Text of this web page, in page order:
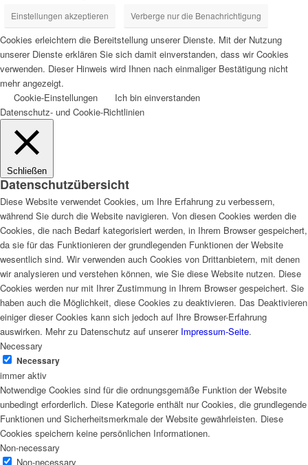
Einstellungen akzeptieren Verberge nur die Benachrichtigung
Cookies erleichtern die Bereitstellung unserer Dienste. Mit der Nutzung
unserer Dienste erklären Sie sich damit einverstanden, dass wir Cookies
verwenden. Dieser Hinweis wird Ihnen nach einmaliger Bestätigung nicht
mehr angezeigt.
Cookie-Einstellungen
Ich bin einverstanden
Datenschutz- und Cookie-Richtlinien
Schließen
Datenschutzübersicht
Diese Website verwendet Cookies, um Ihre Erfahrung zu verbessern,
während Sie durch die Website navigieren. Von diesen Cookies werden die
Cookies, die nach Bedarf kategorisiert werden, in Ihrem Browser gespeichert,
da sie für das Funktionieren der grundlegenden Funktionen der Website
wesentlich sind. Wir verwenden auch Cookies von Drittanbietern, mit denen
wir analysieren und verstehen können, wie Sie diese Website nutzen. Diese
Cookies werden nur mit Ihrer Zustimmung in Ihrem Browser gespeichert. Sie
haben auch die Möglichkeit, diese Cookies zu deaktivieren. Das Deaktivieren
einiger dieser Cookies kann sich jedoch auf Ihre Browser-Erfahrung
auswirken. Mehr zu Datenschutz auf unserer Impressum-Seite.
Necessary
Necessary
immer aktiv
Notwendige Cookies sind für die ordnungsgemäße Funktion der Website
unbedingt erforderlich. Diese Kategorie enthält nur Cookies, die grundlegende
Funktionen und Sicherheitsmerkmale der Website gewährleisten. Diese
Cookies speichern keine persönlichen Informationen.
Non-necessary
Non-necessary